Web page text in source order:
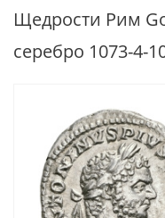
Щедрости Рим
серебро 1073-4-